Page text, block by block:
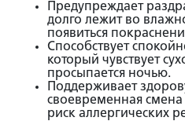
Предупреждает
долго лежит во
появиться
Способствует
который чувствует
просыпается ночью.
Поддерживает
своевременная
риск аллергических